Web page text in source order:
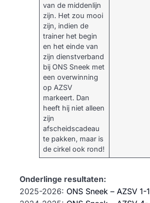
van de middenlijn
zijn. Het zou mooi
zijn, indien de
trainer het begin
en het einde van
zijn dienstverband
bij ONS Sneek met
een overwinning
op AZSV
markeert. Dan
heeft hij niet alleen
zijn
afscheidscadeau
te pakken, maar is
de cirkel ook rond!
Onderlinge resultaten:
2025-2026: ONS Sneek – AZSV 1-1